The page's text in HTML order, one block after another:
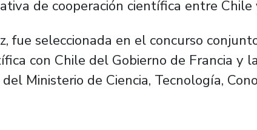
de cooperación científica entre Chile
fue seleccionada en el concurso
con Chile del Gobierno de Francia y
Ministerio de Ciencia, Tecnología,